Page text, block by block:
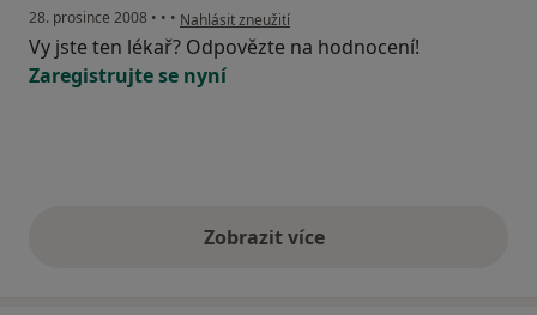
28. prosince 2008 • • • podle názoru uživatele NESPOKOJENÁ MAMINKA
Nahlásit zneužití
Vy jste ten lékař? Odpovězte na hodnocení!
Zaregistrujte se nyní
Zobrazit vícevýše uvedené názory